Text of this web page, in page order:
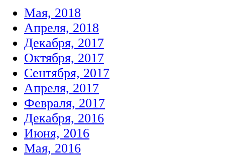
Мая, 2018
Апреля, 2018
Декабря, 2017
Октября, 2017
Сентября, 2017
Апреля, 2017
Февраля, 2017
Декабря, 2016
Июня, 2016
Мая, 2016